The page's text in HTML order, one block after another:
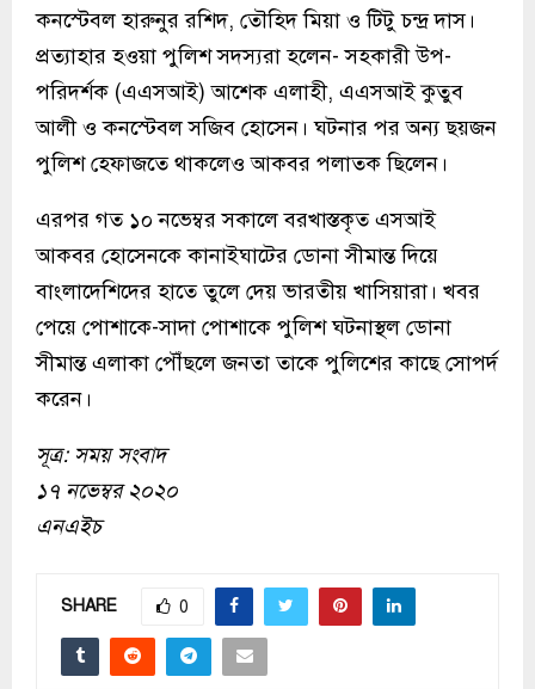
কনস্টেবল হারুনুর রশিদ, তৌহিদ মিয়া ও টিটু চন্দ্র দাস।
প্রত্যাহার হওয়া পুলিশ সদস্যরা হলেন- সহকারী উপ-
পরিদর্শক (এএসআই) আশেক এলাহী, এএসআই কুতুব
আলী ও কনস্টেবল সজিব হোসেন। ঘটনার পর অন্য ছয়জন
পুলিশ হেফাজতে থাকলেও আকবর পলাতক ছিলেন।
এরপর গত ১০ নভেম্বর সকালে বরখাস্তকৃত এসআই
আকবর হোসেনকে কানাইঘাটের ডোনা সীমান্ত দিয়ে
বাংলাদেশিদের হাতে তুলে দেয় ভারতীয় খাসিয়ারা। খবর
পেয়ে পোশাকে-সাদা পোশাকে পুলিশ ঘটনাস্থল ডোনা
সীমান্ত এলাকা পৌঁছলে জনতা তাকে পুলিশের কাছে সোপর্দ
করেন।
সূত্র: সময় সংবাদ
১৭ নভেম্বর ২০২০
এনএইচ
SHARE 0